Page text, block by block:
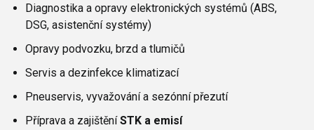
Diagnostika a opravy elektronických systémů (ABS,
DSG, asistenční systémy)
Opravy podvozku, brzd a tlumičů
Servis a dezinfekce klimatizací
Pneuservis, vyvažování a sezónní přezutí
Příprava a zajištěníSTK a emisí